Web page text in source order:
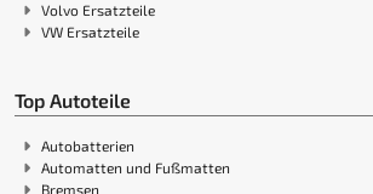
Volvo Ersatzteile
VW Ersatzteile
Top Autoteile
Autobatterien
Automatten und Fußmatten
Bremsen